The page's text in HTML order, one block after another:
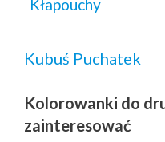
Kłapouchy
Kubuś Puchatek
Kolorowanki do
zainteresować